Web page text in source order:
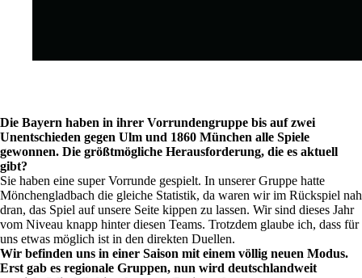
Die Bayern haben in ihrer Vorrundengruppe bis auf zwei
Unentschieden gegen Ulm und 1860 München alle Spiele
gewonnen. Die größtmögliche Herausforderung, die es aktuell
gibt?
Sie haben eine super Vorrunde gespielt. In unserer Gruppe hatte
Mönchengladbach die gleiche Statistik, da waren wir im Rückspiel nah
dran, das Spiel auf unsere Seite kippen zu lassen. Wir sind dieses Jahr
vom Niveau knapp hinter diesen Teams. Trotzdem glaube ich, dass für
uns etwas möglich ist in den direkten Duellen.
Wir befinden uns in einer Saison mit einem völlig neuen Modus.
Erst gab es regionale Gruppen, nun wird deutschlandweit